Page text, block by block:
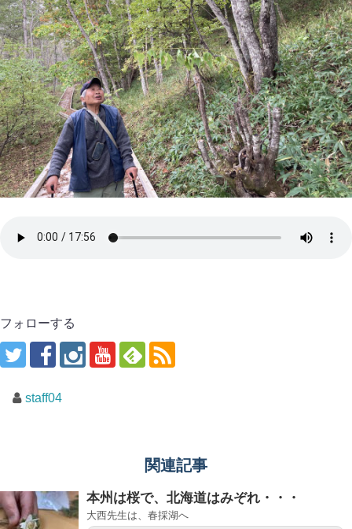
フォローする
staff04
関連記事
本州は桜で、北海道はみぞれ・・・
大西先生は、春採湖へ